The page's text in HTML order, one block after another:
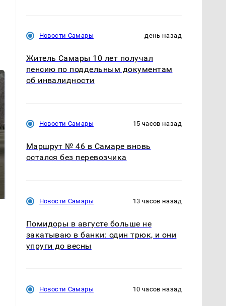
Новости Самары день назад
Житель Самары 10 лет получал
пенсию по поддельным документам
об инвалидности
Новости Самары 15 часов назад
Маршрут № 46 в Самаре вновь
остался без перевозчика
Новости Самары 13 часов назад
Помидоры в августе больше не
закатываю в банки: один трюк, и они
упруги до весны
Новости Самары 10 часов назад